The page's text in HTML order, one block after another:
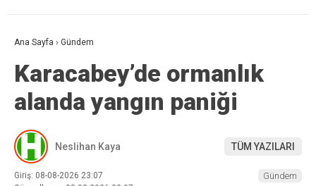
Ana Sayfa › Gündem
Karacabey’de ormanlık
alanda yangın paniği
Neslihan Kaya TÜM YAZILARI
Giriş: 08-08-2026 23:07
Gündem